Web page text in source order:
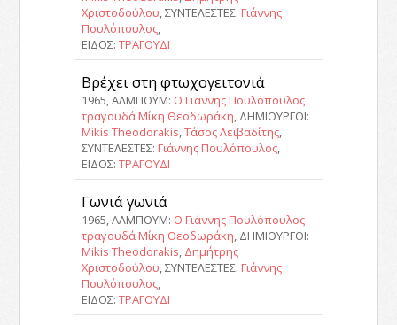
Χριστοδούλου, ΣΥΝΤΕΛΕΣΤΕΣ: Γιάννης
Πουλόπουλος,
ΕΙΔΟΣ: ΤΡΑΓΟΥΔΙ
Βρέχει στη φτωχογειτονιά
1965, ΑΛΜΠΟΥΜ: Ο Γιάννης Πουλόπουλος
τραγουδά Μίκη Θεοδωράκη, ΔΗΜΙΟΥΡΓΟΙ:
Mikis Theodorakis,Τάσος Λειβαδίτης,
ΣΥΝΤΕΛΕΣΤΕΣ: Γιάννης Πουλόπουλος,
ΕΙΔΟΣ: ΤΡΑΓΟΥΔΙ
Γωνιά γωνιά
1965, ΑΛΜΠΟΥΜ: Ο Γιάννης Πουλόπουλος
τραγουδά Μίκη Θεοδωράκη, ΔΗΜΙΟΥΡΓΟΙ:
Mikis Theodorakis, Δημήτρης
Χριστοδούλου, ΣΥΝΤΕΛΕΣΤΕΣ: Γιάννης
Πουλόπουλος,
ΕΙΔΟΣ: ΤΡΑΓΟΥΔΙ